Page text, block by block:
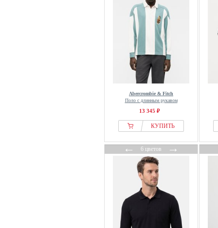
Abercrombie & Fitch
Поло с длинным рукавом
13 345 ₽
КУПИТЬ
←6 цветов→